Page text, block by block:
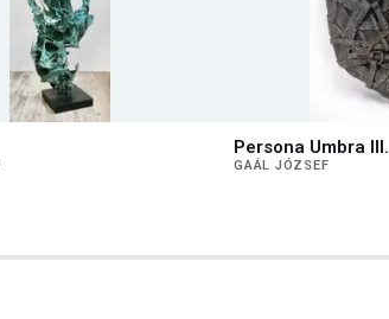
Persona Umbra III.
GAÁL JÓZSEF